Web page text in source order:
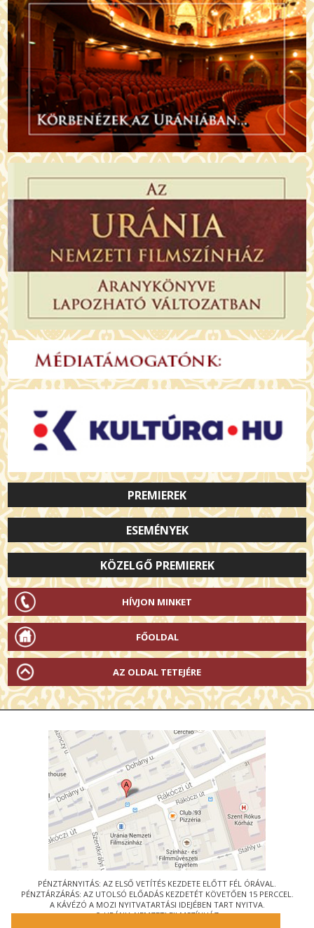
PREMIEREK
ESEMÉNYEK
KÖZELGŐ PREMIEREK
HÍVJON MINKET
FŐOLDAL
AZ OLDAL TETEJÉRE
PÉNZTÁRNYITÁS: AZ ELSŐ VETÍTÉS KEZDETE ELŐTT FÉL ÓRÁVAL.
PÉNZTÁRZÁRÁS: AZ UTOLSÓ ELŐADÁS KEZDETÉT KÖVETŐEN 15 PERCCEL.
A KÁVÉZÓ A MOZI NYITVATARTÁSI IDEJÉBEN TART NYITVA.
© URÁNIA NEMZETI FILMSZÍNHÁZ